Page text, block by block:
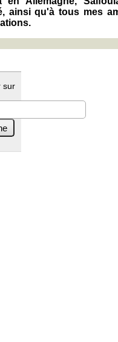
ainsi qu'à tous mes
sur